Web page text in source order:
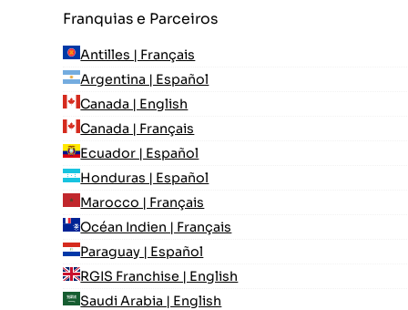
Franquias e Parceiros
Antilles | Français
Argentina | Español
Canada | English
Canada | Français
Ecuador | Español
Honduras | Español
Marocco | Français
Océan Indien | Français
Paraguay | Español
RGIS Franchise | English
Saudi Arabia | English